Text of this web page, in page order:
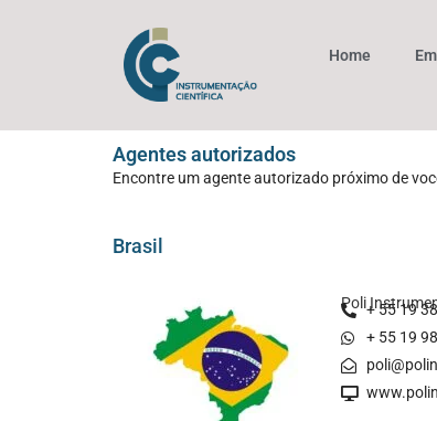
Home
Agentes autorizados
Encontre um agente autorizado próximo de
Brasil
Poli+ 55 19
+ 55 19